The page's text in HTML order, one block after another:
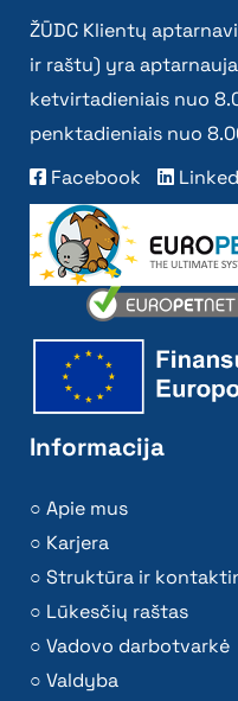
ŽŪDC Klientų
ir raštu) yra
ketvirtadieniais nuo
penktadieniais nuo
Facebook
Informacija
Apie mus
Karjera
Struktūra ir
Lūkesčių raštas
Vadovo darbotvarkė
Valdyba